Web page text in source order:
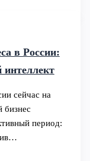
в России:
интеллект
сейчас на
бизнес
период: